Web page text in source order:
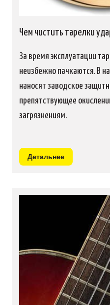
Чем чистить тарелки
За время эксплуатации
неизбежно пачкаются. В
наносят заводское
препятствующее
загрязнениям.
Детальнее